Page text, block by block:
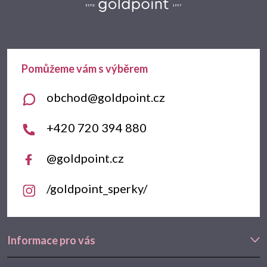
a
Informace pro vás
obchod@goldpoint.cz
+420 720 394 880
@goldpoint.cz
/goldpoint_sperky/